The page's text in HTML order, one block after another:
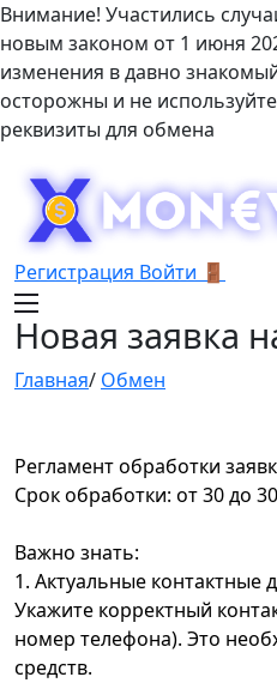
Внимание! Участились
новым законом от 1 июня
изменения в давно
осторожны и не
реквизиты для обмена
Регистрация Войти 🚪
Новая заявка
Главная/ Обмен
Регламент обработки
Срок обработки: от 30 до
Важно знать:
1. Актуальные контактные
Укажите корректный
номер телефона). Это
средств.